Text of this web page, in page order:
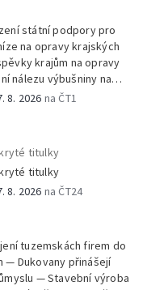
hrdosti na podporu
Snazší vrácení zboží —
— Bezpečnost na
Češi hledají chladnější
Češi za dovolenou
— Turistický nápor na
budovy ve Zlíně —
USA — Španělsko
hranicích — Česko
zdrojích —
Jizerce — Přeshraniční
státní podpory pro
na opravy krajských
krajům na opravy
nálezu výbušniny na
kontroly spojů mezi
Milana Knížáka —
železnic — Tržby
— Další útoku
sklady v Rusku —
volyňských masakrů —
suchu omezují provoz
Tugendhat na seznam
pro společnost Meta —
škole v Thajsku —
8. 2026 na ČT1
titulky
titulky
8. 2026 na ČT24
tuzemskách firem do
— Dukovany přinášejí
— Stavební výroba